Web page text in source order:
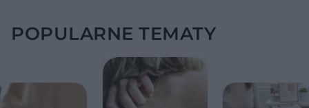
POPULARNE TEMATY